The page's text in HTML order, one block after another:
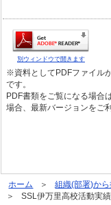
別ウィンドウで開きます
※資料としてPDFファイル
です。
PDF書類をご覧になる場合
場合、最新バージョンをご
ホーム 組織(部署)か
SSL伊万里高校活動実